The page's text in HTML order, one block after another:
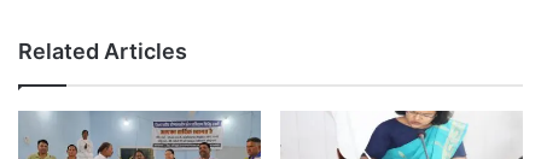
Related Articles